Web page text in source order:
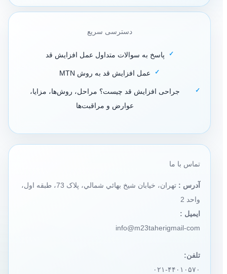
دسترسی سریع
پاسخ به سوالات متداول عمل افزایش قد
عمل افزایش قد به روش MTN
جراحی افزایش قد چیست؟ مراحل، روش‌ها، مزایا،
عوارض و مراقبت‌ها
تماس با ما
آدرس :
تهران، خيابان شيخ بهائي شمالي، پلاک 73، طبقه اول،
واحد 2
ایمیل :
info@m23taherigmail-com
تلفن:
۰۲۱-۴۴۰۱۰۵۷۰